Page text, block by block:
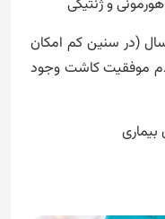
و ژنتیکی
شرایط سنی بین 25 تا 60 سال (در سنین کم امکان
موفقیت کاشت وجود